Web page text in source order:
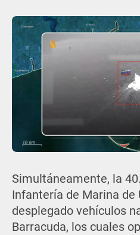
Simultáneamente, la
Infantería de Marina de
desplegado vehículos
Barracuda, los cuales